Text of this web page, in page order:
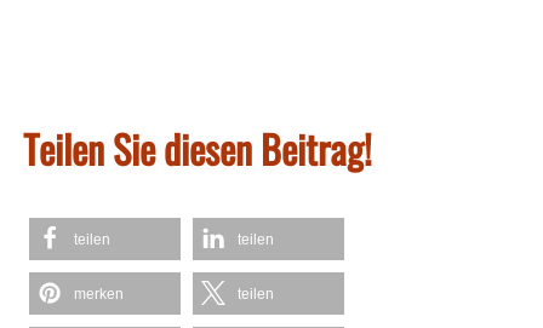
Teilen Sie diesen Beitrag!
teilen teilen
merken teilen